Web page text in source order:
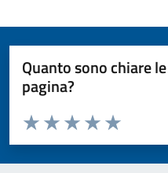
Quanto sono chiare
pagina?
Valuta da 1 a 5 stelle la pagina
Valuta 5
Valuta 4 stelle
Valuta 3 stelle su 5
Valuta 2 stelle su 5
Valuta 1 stelle su 5